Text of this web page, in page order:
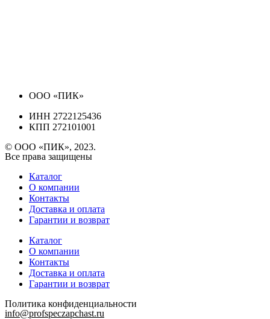
ООО «ПИК»
ИНН 2722125436
КПП 272101001
© ООО «ПИК», 2023.
Все права защищены
Каталог
О компании
Контакты
Доставка и оплата
Гарантии и возврат
Каталог
О компании
Контакты
Доставка и оплата
Гарантии и возврат
Политика конфиденциальности
info@profspeczapchast.ru